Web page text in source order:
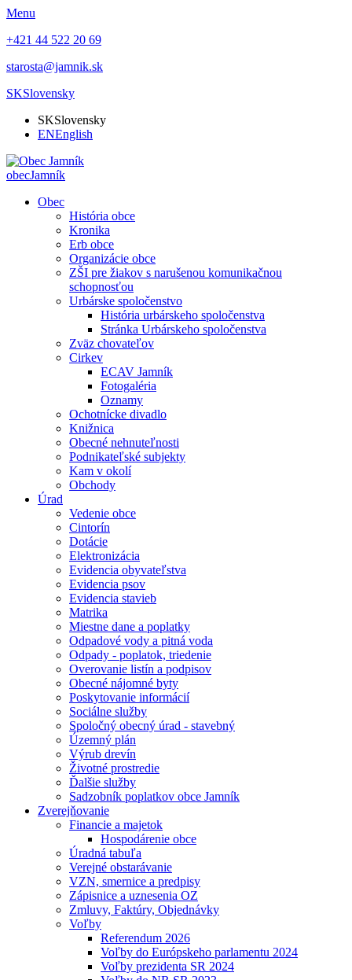
Menu
+421 44 522 20 69
starosta@jamnik.sk
SKSlovensky
SKSlovensky
ENEnglish
obecJamník
Obec
História obce
Kronika
Erb obce
Organizácie obce
ZŠI pre žiakov s narušenou komunikačnou
schopnosťou
Urbárske spoločenstvo
História urbárskeho spoločenstva
Stránka Urbárskeho spoločenstva
Zväz chovateľov
Cirkev
ECAV Jamník
Fotogaléria
Oznamy
Ochotnícke divadlo
Knižnica
Obecné nehnuteľnosti
Podnikateľské subjekty
Kam v okolí
Obchody
Úrad
Vedenie obce
Cintorín
Dotácie
Elektronizácia
Evidencia obyvateľstva
Evidencia psov
Evidencia stavieb
Matrika
Miestne dane a poplatky
Odpadové vody a pitná voda
Odpady - poplatok, triedenie
Overovanie listín a podpisov
Obecné nájomné byty
Poskytovanie informácií
Sociálne služby
Spoločný obecný úrad - stavebný
Územný plán
Výrub drevín
Životné prostredie
Ďalšie služby
Sadzobník poplatkov obce Jamník
Zverejňovanie
Financie a majetok
Hospodárenie obce
Úradná tabuľa
Verejné obstarávanie
VZN, smernice a predpisy
Zápisnice a uznesenia OZ
Zmluvy, Faktúry, Objednávky
Voľby
Referendum 2026
Voľby do Európskeho parlamentu 2024
Voľby prezidenta SR 2024